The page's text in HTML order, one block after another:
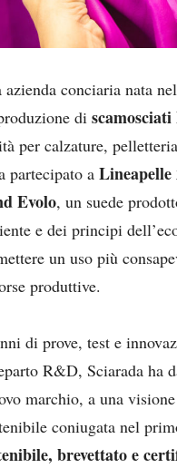
azienda conciaria nata
di
per calzature,
partecipato a Lineapelle
Evolo, un suede
e dei principi
un uso più
produttive.
di prove, test e
R&D, Sciarada ha
marchio, a una
coniugata nel
brevettato e